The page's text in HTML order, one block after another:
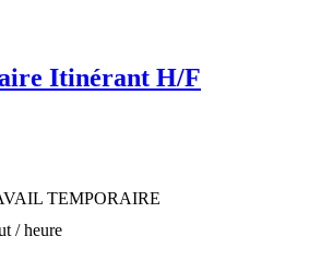
Itinérant H/F
TEMPORAIRE
/ heure